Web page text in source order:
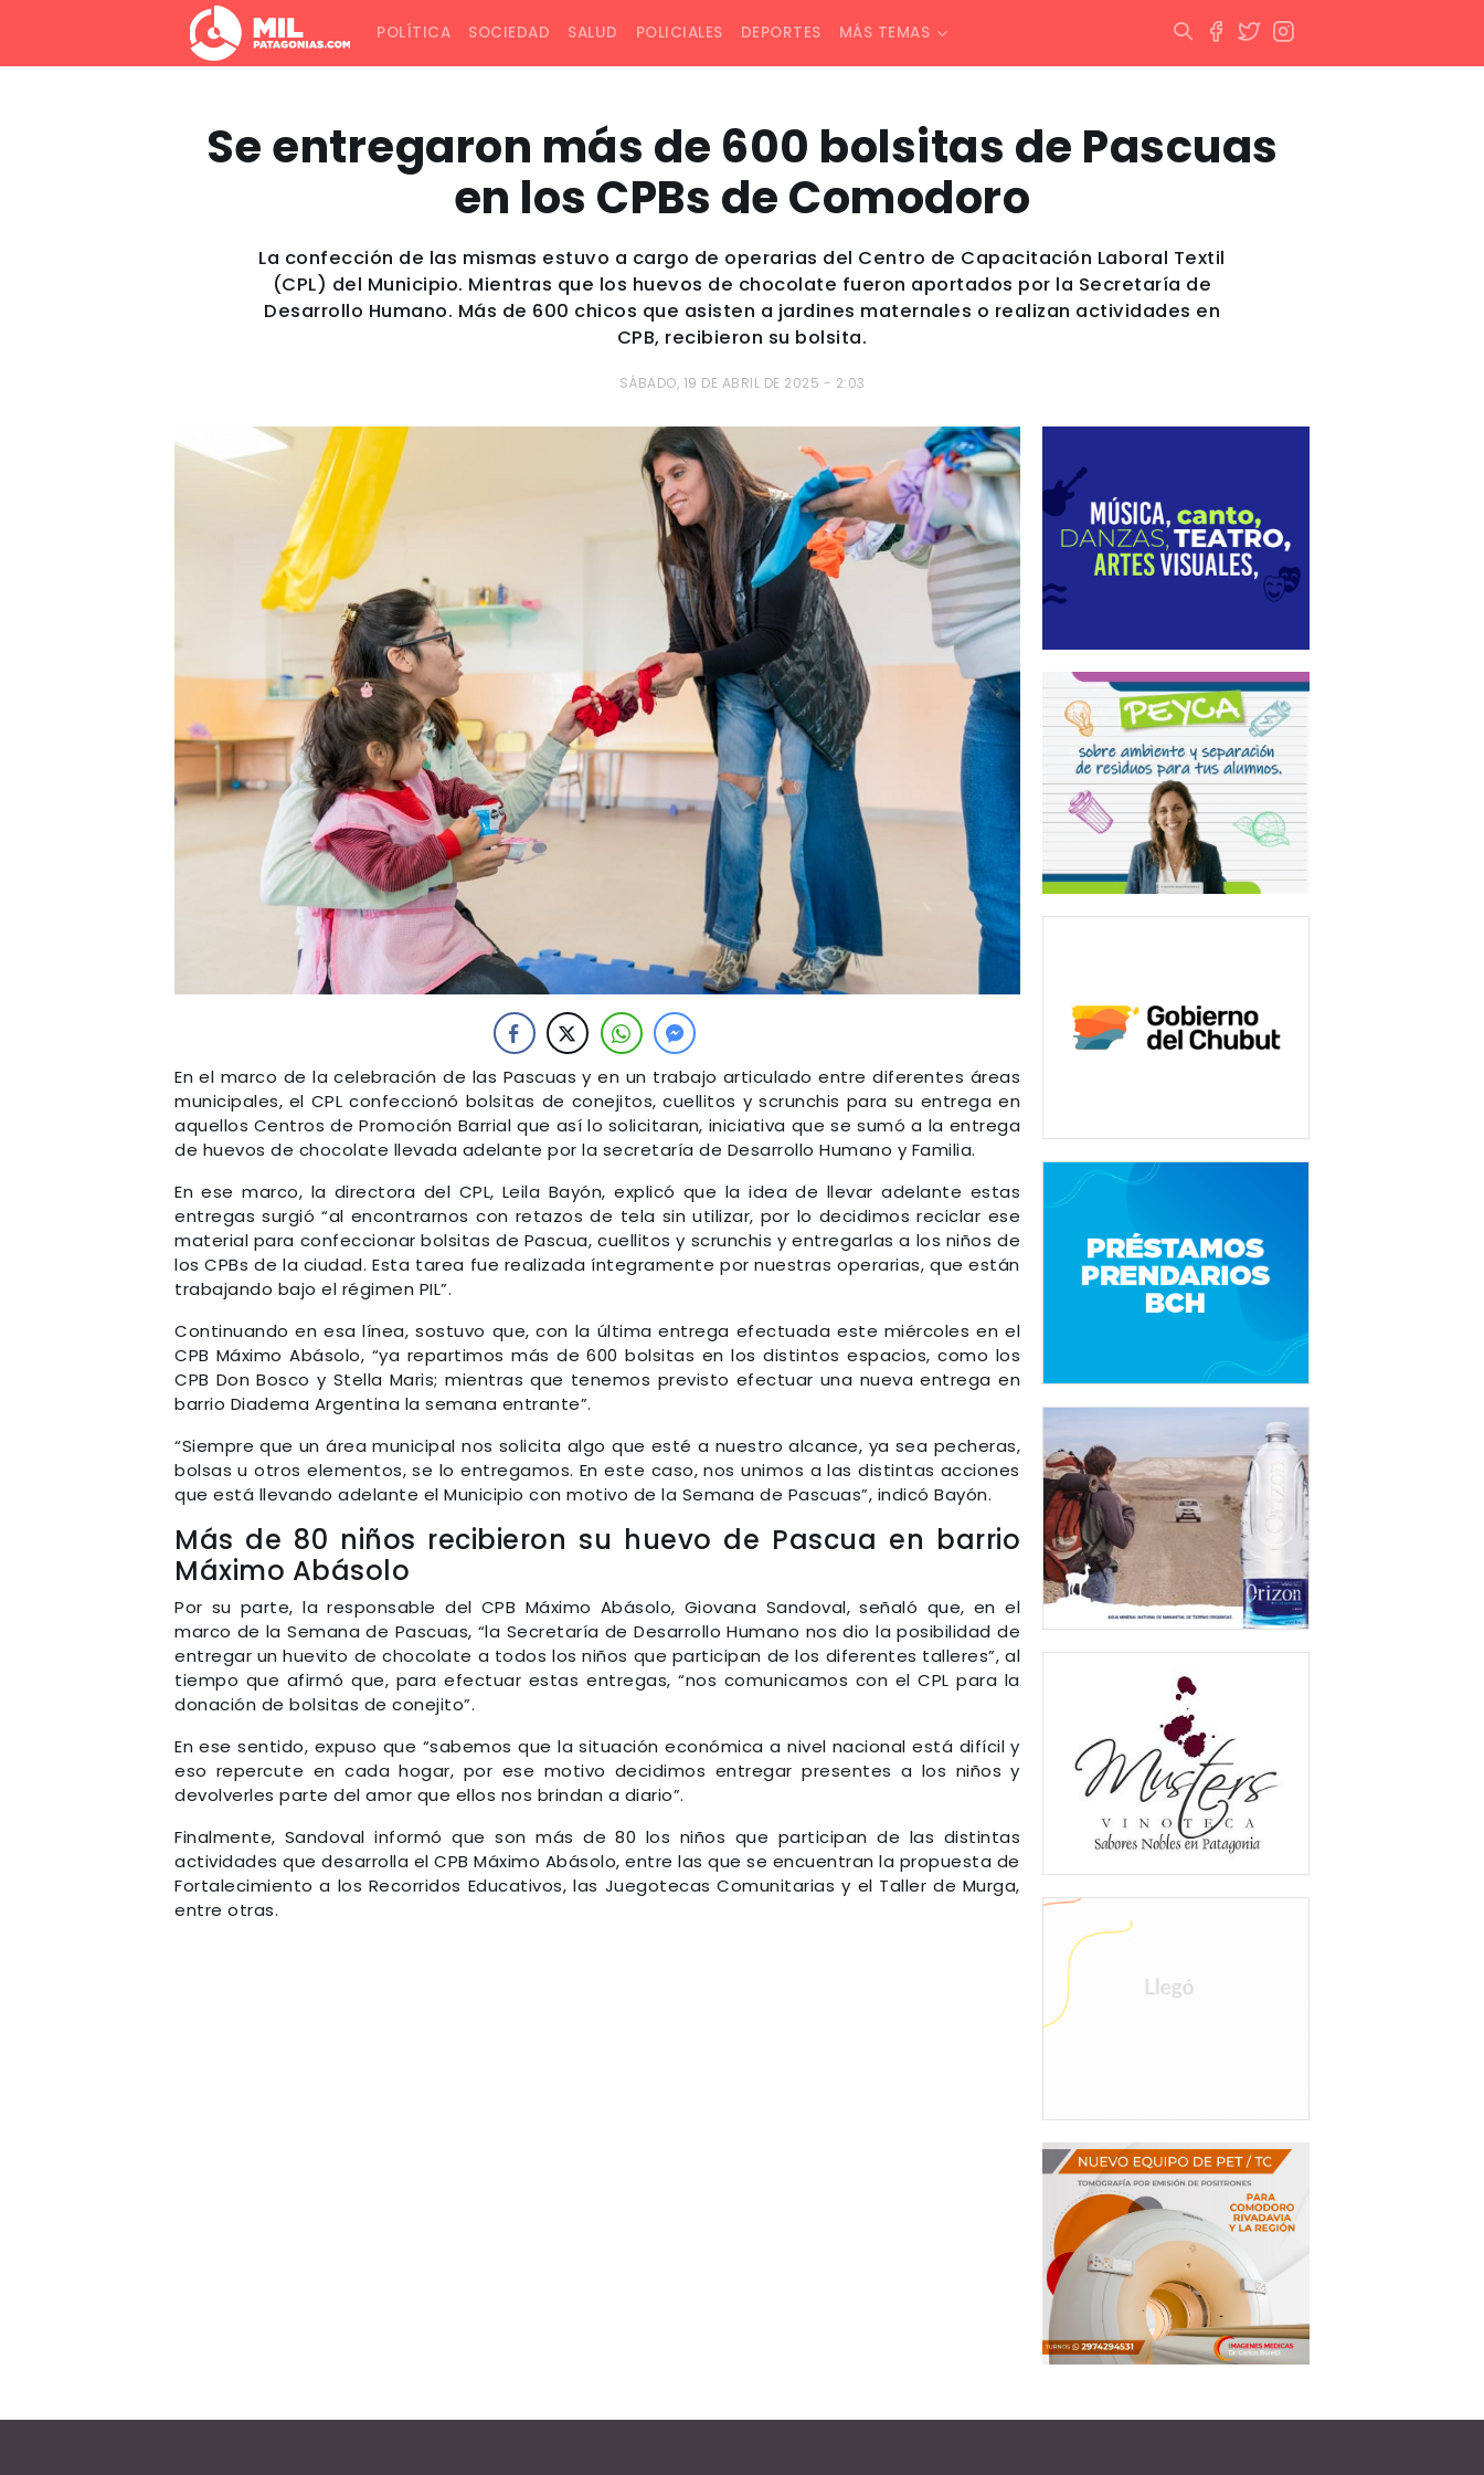
POLÍTICA SOCIEDAD SALUD POLICIALES DEPORTES MÁS TEMAS
Se entregaron más de 600 bolsitas de Pascuas
en los CPBs de Comodoro
La confección de las mismas estuvo a cargo de operarias del Centro de Capacitación Laboral Textil
(CPL) del Municipio. Mientras que los huevos de chocolate fueron aportados por la Secretaría de
Desarrollo Humano. Más de 600 chicos que asisten a jardines maternales o realizan actividades en
CPB, recibieron su bolsita.
SÁBADO, 19 DE ABRIL DE 2025 - 2:03
En el marco de la celebración de las Pascuas y en un trabajo articulado entre diferentes áreas
municipales, el CPL confeccionó bolsitas de conejitos, cuellitos y scrunchis para su entrega en
aquellos Centros de Promoción Barrial que así lo solicitaran, iniciativa que se sumó a la entrega
de huevos de chocolate llevada adelante por la secretaría de Desarrollo Humano y Familia.
En ese marco, la directora del CPL, Leila Bayón, explicó que la idea de llevar adelante estas
entregas surgió “al encontrarnos con retazos de tela sin utilizar, por lo decidimos reciclar ese
material para confeccionar bolsitas de Pascua, cuellitos y scrunchis y entregarlas a los niños de
los CPBs de la ciudad. Esta tarea fue realizada íntegramente por nuestras operarias, que están
trabajando bajo el régimen PIL”.
Continuando en esa línea, sostuvo que, con la última entrega efectuada este miércoles en el
CPB Máximo Abásolo, “ya repartimos más de 600 bolsitas en los distintos espacios, como los
CPB Don Bosco y Stella Maris; mientras que tenemos previsto efectuar una nueva entrega en
barrio Diadema Argentina la semana entrante”.
“Siempre que un área municipal nos solicita algo que esté a nuestro alcance, ya sea pecheras,
bolsas u otros elementos, se lo entregamos. En este caso, nos unimos a las distintas acciones
que está llevando adelante el Municipio con motivo de la Semana de Pascuas”, indicó Bayón.
Más de 80 niños recibieron su huevo de Pascua en barrio
Máximo Abásolo
Por su parte, la responsable del CPB Máximo Abásolo, Giovana Sandoval, señaló que, en el
marco de la Semana de Pascuas, “la Secretaría de Desarrollo Humano nos dio la posibilidad de
entregar un huevito de chocolate a todos los niños que participan de los diferentes talleres”, al
tiempo que afirmó que, para efectuar estas entregas, “nos comunicamos con el CPL para la
donación de bolsitas de conejito”.
En ese sentido, expuso que “sabemos que la situación económica a nivel nacional está difícil y
eso repercute en cada hogar, por ese motivo decidimos entregar presentes a los niños y
devolverles parte del amor que ellos nos brindan a diario”.
Finalmente, Sandoval informó que son más de 80 los niños que participan de las distintas
actividades que desarrolla el CPB Máximo Abásolo, entre las que se encuentran la propuesta de
Fortalecimiento a los Recorridos Educativos, las Juegotecas Comunitarias y el Taller de Murga,
entre otras.